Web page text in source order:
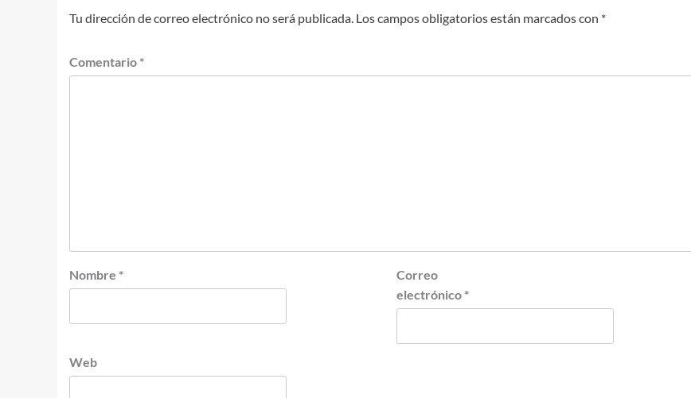
Tu dirección de correo electrónico no será publicada. Los campos obligatorios están marcados con *
Comentario *
Nombre *
Correo
electrónico *
Web